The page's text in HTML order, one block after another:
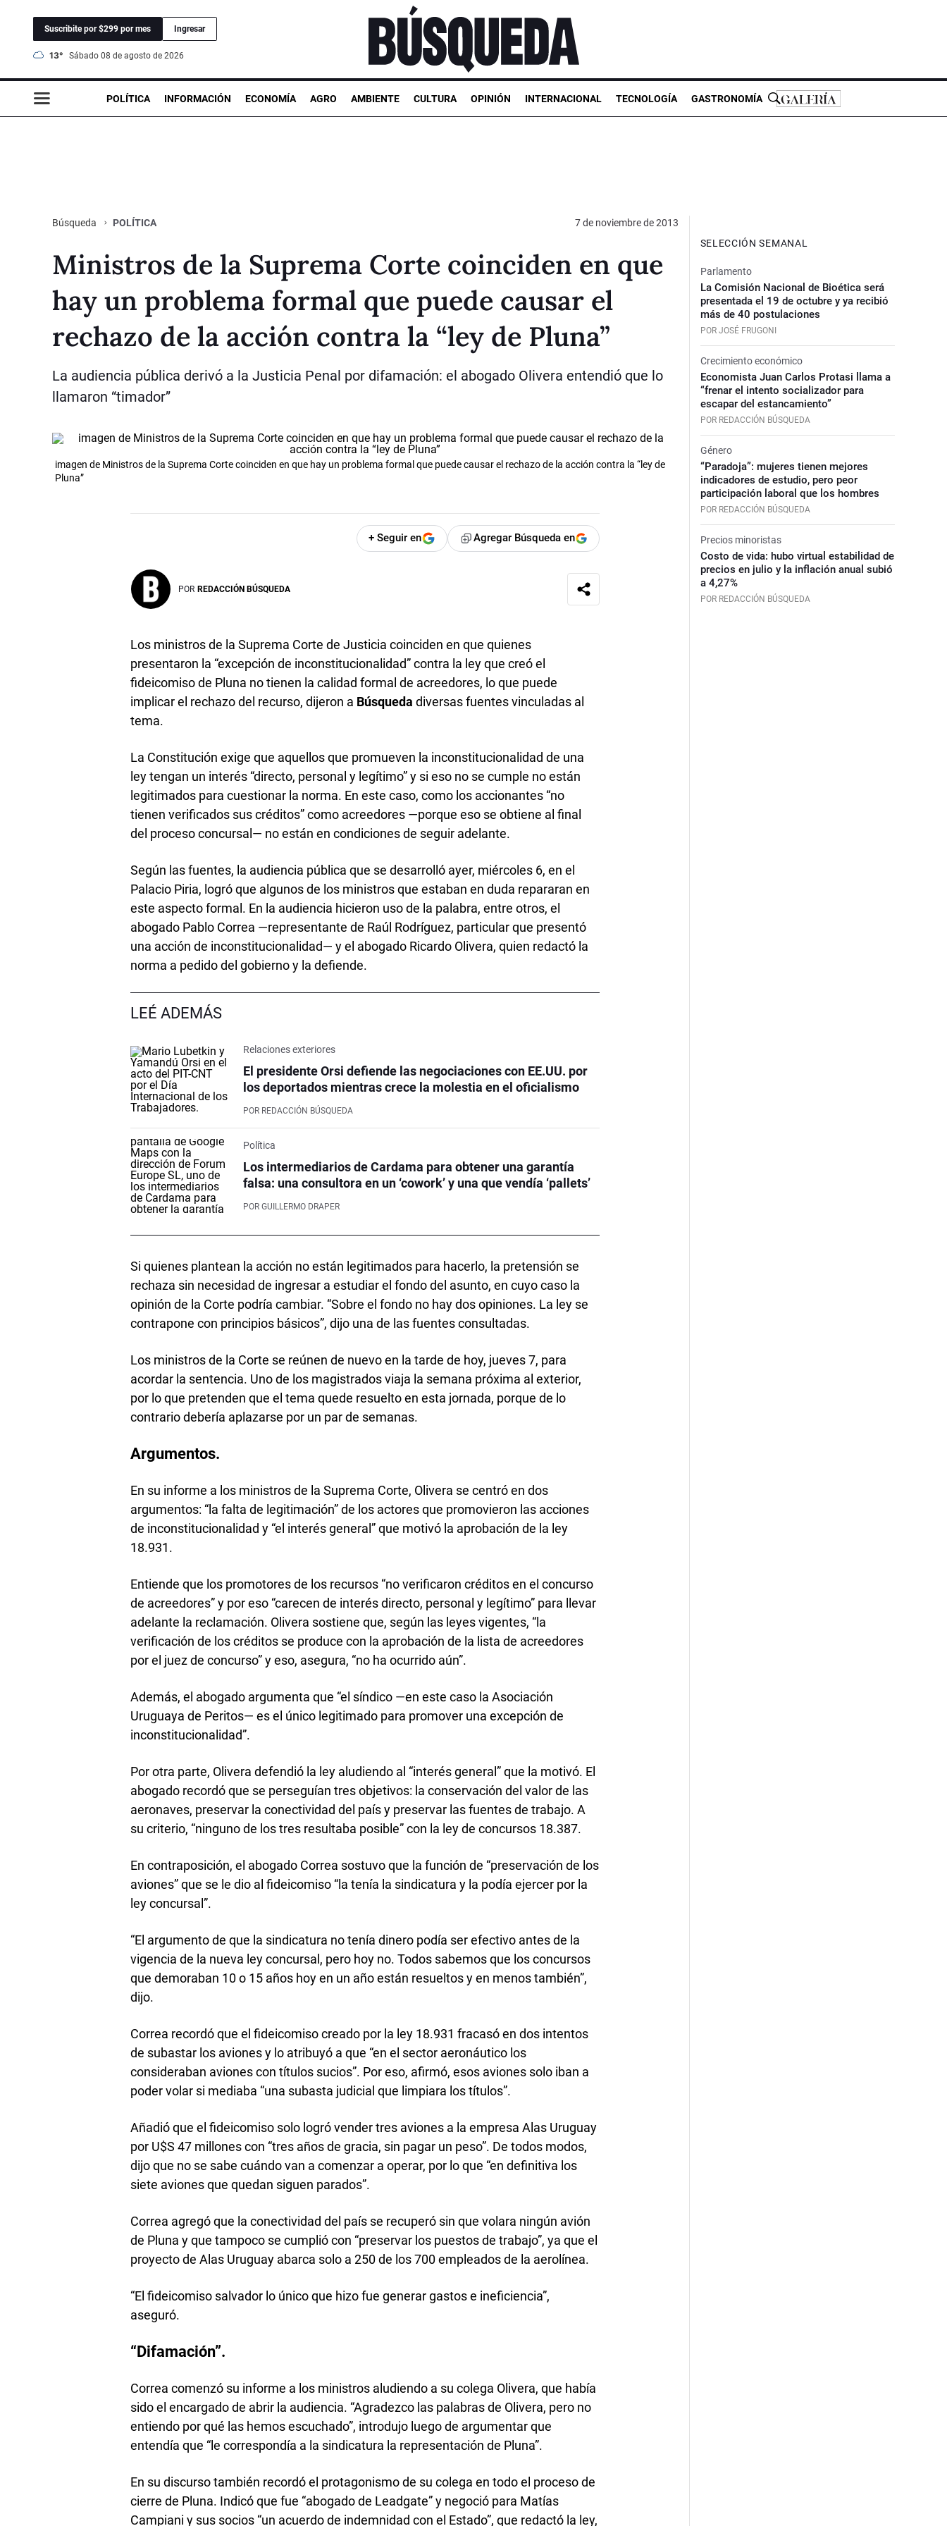
Suscribite por $299 por mes Ingresar
13° sábado 08 de agosto de 2026
POLÍTICA INFORMACIÓN ECONOMÍA AGRO AMBIENTE CULTURA OPINIÓN INTERNACIONAL TECNOLOGÍA GASTRONOMÍA
Búsqueda POLÍTICA 7 de noviembre de 2013
Ministros de la Suprema Corte coinciden en que
hay un problema formal que puede causar el
rechazo de la acción contra la “ley de Pluna”
La audiencia pública derivó a la Justicia Penal por difamación: el abogado Olivera entendió que lo
llamaron “timador”
imagen de Ministros de la Suprema Corte coinciden en que hay un problema formal que puede causar el rechazo de la acción contra la “ley de
Pluna”
+ Seguir en Agregar Búsqueda en
POR REDACCIÓN BÚSQUEDA
Los ministros de la Suprema Corte de Justicia coinciden en que quienes
presentaron la “excepción de inconstitucionalidad” contra la ley que creó el
fideicomiso de Pluna no tienen la calidad formal de acreedores, lo que puede
implicar el rechazo del recurso, dijeron a Búsqueda diversas fuentes vinculadas al
tema.
La Constitución exige que aquellos que promueven la inconstitucionalidad de una
ley tengan un interés “directo, personal y legítimo” y si eso no se cumple no están
legitimados para cuestionar la norma. En este caso, como los accionantes “no
tienen verificados sus créditos” como acreedores —porque eso se obtiene al final
del proceso concursal— no están en condiciones de seguir adelante.
Según las fuentes, la audiencia pública que se desarrolló ayer, miércoles 6, en el
Palacio Piria, logró que algunos de los ministros que estaban en duda repararan en
este aspecto formal. En la audiencia hicieron uso de la palabra, entre otros, el
abogado Pablo Correa —representante de Raúl Rodríguez, particular que presentó
una acción de inconstitucionalidad— y el abogado Ricardo Olivera, quien redactó la
norma a pedido del gobierno y la defiende.
LEÉ ADEMÁS
Relaciones exteriores
El presidente Orsi defiende las negociaciones con EE.UU. por
los deportados mientras crece la molestia en el oficialismo
POR REDACCIÓN BÚSQUEDA
Política
Los intermediarios de Cardama para obtener una garantía
falsa: una consultora en un ‘cowork’ y una que vendía ‘pallets’
POR GUILLERMO DRAPER
Si quienes plantean la acción no están legitimados para hacerlo, la pretensión se
rechaza sin necesidad de ingresar a estudiar el fondo del asunto, en cuyo caso la
opinión de la Corte podría cambiar. “Sobre el fondo no hay dos opiniones. La ley se
contrapone con principios básicos”, dijo una de las fuentes consultadas.
Los ministros de la Corte se reúnen de nuevo en la tarde de hoy, jueves 7, para
acordar la sentencia. Uno de los magistrados viaja la semana próxima al exterior,
por lo que pretenden que el tema quede resuelto en esta jornada, porque de lo
contrario debería aplazarse por un par de semanas.
Argumentos.
En su informe a los ministros de la Suprema Corte, Olivera se centró en dos
argumentos: “la falta de legitimación” de los actores que promovieron las acciones
de inconstitucionalidad y “el interés general” que motivó la aprobación de la ley
18.931.
Entiende que los promotores de los recursos “no verificaron créditos en el concurso
de acreedores” y por eso “carecen de interés directo, personal y legítimo” para llevar
adelante la reclamación. Olivera sostiene que, según las leyes vigentes, “la
verificación de los créditos se produce con la aprobación de la lista de acreedores
por el juez de concurso” y eso, asegura, “no ha ocurrido aún”.
Además, el abogado argumenta que “el síndico —en este caso la Asociación
Uruguaya de Peritos— es el único legitimado para promover una excepción de
inconstitucionalidad”.
Por otra parte, Olivera defendió la ley aludiendo al “interés general” que la motivó. El
abogado recordó que se perseguían tres objetivos: la conservación del valor de las
aeronaves, preservar la conectividad del país y preservar las fuentes de trabajo. A
su criterio, “ninguno de los tres resultaba posible” con la ley de concursos 18.387.
En contraposición, el abogado Correa sostuvo que la función de “preservación de los
aviones” que se le dio al fideicomiso “la tenía la sindicatura y la podía ejercer por la
ley concursal”.
“El argumento de que la sindicatura no tenía dinero podía ser efectivo antes de la
vigencia de la nueva ley concursal, pero hoy no. Todos sabemos que los concursos
que demoraban 10 o 15 años hoy en un año están resueltos y en menos también”,
dijo.
Correa recordó que el fideicomiso creado por la ley 18.931 fracasó en dos intentos
de subastar los aviones y lo atribuyó a que “en el sector aeronáutico los
consideraban aviones con títulos sucios”. Por eso, afirmó, esos aviones solo iban a
poder volar si mediaba “una subasta judicial que limpiara los títulos”.
Añadió que el fideicomiso solo logró vender tres aviones a la empresa Alas Uruguay
por U$S 47 millones con “tres años de gracia, sin pagar un peso”. De todos modos,
dijo que no se sabe cuándo van a comenzar a operar, por lo que “en definitiva los
siete aviones que quedan siguen parados”.
Correa agregó que la conectividad del país se recuperó sin que volara ningún avión
de Pluna y que tampoco se cumplió con “preservar los puestos de trabajo”, ya que el
proyecto de Alas Uruguay abarca solo a 250 de los 700 empleados de la aerolínea.
“El fideicomiso salvador lo único que hizo fue generar gastos e ineficiencia”,
aseguró.
“Difamación”.
Correa comenzó su informe a los ministros aludiendo a su colega Olivera, que había
sido el encargado de abrir la audiencia. “Agradezco las palabras de Olivera, pero no
entiendo por qué las hemos escuchado”, introdujo luego de argumentar que
entendía que “le correspondía a la sindicatura la representación de Pluna”.
En su discurso también recordó el protagonismo de su colega en todo el proceso de
cierre de Pluna. Indicó que fue “abogado de Leadgate” y negoció para Matías
Campiani y sus socios “un acuerdo de indemnidad con el Estado”, que redactó la ley,
SELECCIÓN SEMANAL
Parlamento
La Comisión Nacional de Bioética será
presentada el 19 de octubre y ya recibió
más de 40 postulaciones
POR JOSÉ FRUGONI
Crecimiento económico
Economista Juan Carlos Protasi llama a
“frenar el intento socializador para
escapar del estancamiento”
POR REDACCIÓN BÚSQUEDA
Género
“Paradoja”: mujeres tienen mejores
indicadores de estudio, pero peor
participación laboral que los hombres
POR REDACCIÓN BÚSQUEDA
Precios minoristas
Costo de vida: hubo virtual estabilidad de
precios en julio y la inflación anual subió
a 4,27%
POR REDACCIÓN BÚSQUEDA